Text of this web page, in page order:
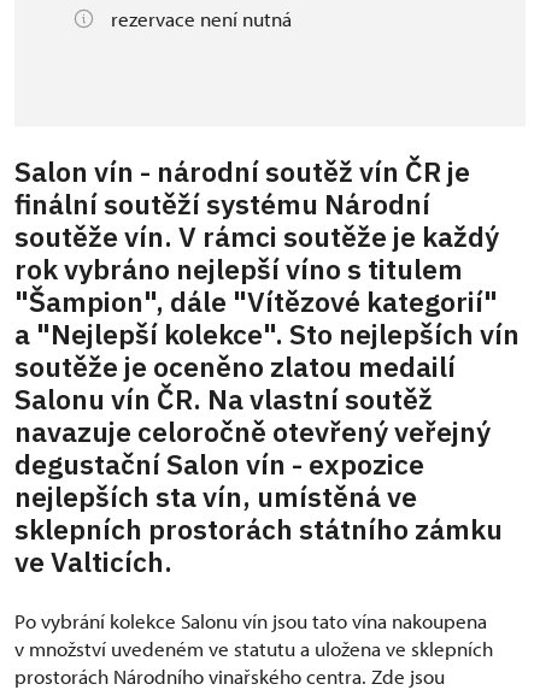
rezervace není nutná
Salon vín - národní soutěž vín ČR je
finální soutěží systému Národní
soutěže vín. V rámci soutěže je každý
rok vybráno nejlepší víno s titulem
"Šampion", dále "Vítězové kategorií"
a "Nejlepší kolekce". Sto nejlepších vín
soutěže je oceněno zlatou medailí
Salonu vín ČR. Na vlastní soutěž
navazuje celoročně otevřený veřejný
degustační Salon vín - expozice
nejlepších sta vín, umístěná ve
sklepních prostorách státního zámku
ve Valticích.
Po vybrání kolekce Salonu vín jsou tato vína nakoupena
v množství uvedeném ve statutu a uložena ve sklepních
prostorách Národního vinařského centra. Zde jsou